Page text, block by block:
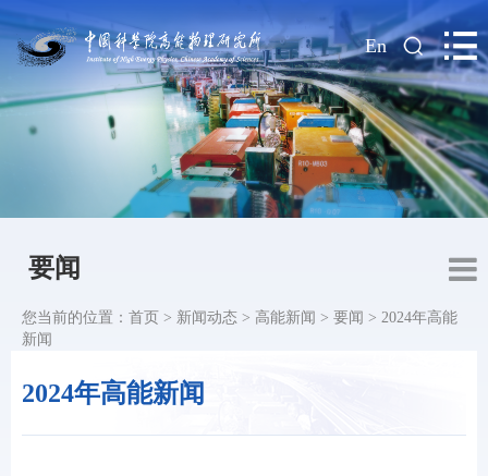
| En
要闻
2024年高能新闻
您当前的位置： 首页 > 新闻动态 > 高能新闻 > 要闻 > 2024年高能
新闻